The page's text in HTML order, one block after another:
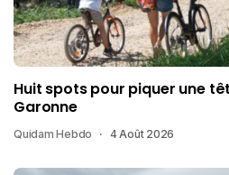
Huit spots pour piquer une
Garonne
Quidam Hebdo 4 Août 2026